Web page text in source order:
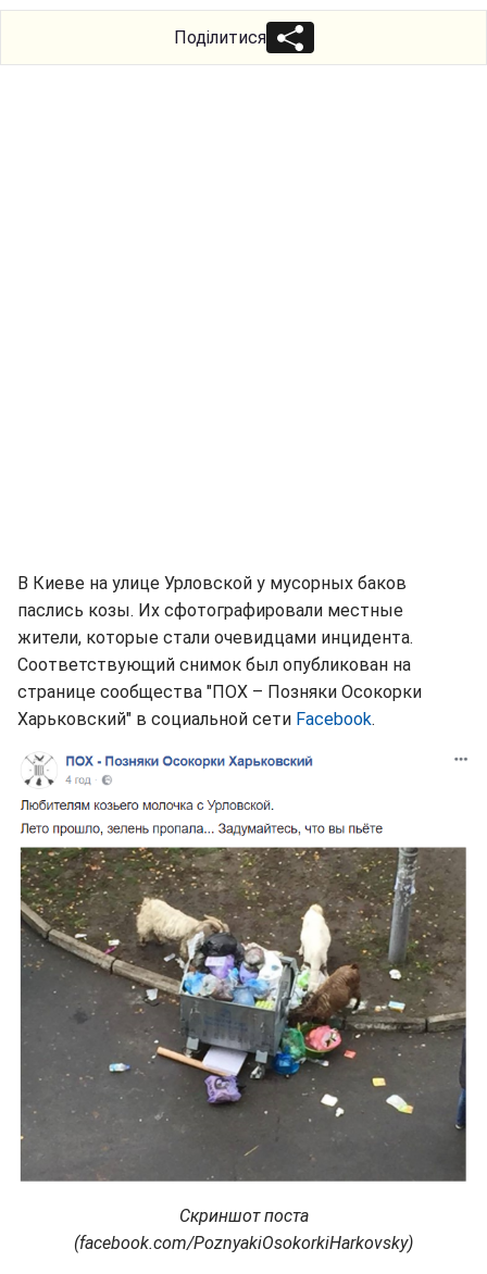
Поділитися
В Киеве на улице Урловской у мусорных баков
паслись козы. Их сфотографировали местные
жители, которые стали очевидцами инцидента.
Соответствующий снимок был опубликован на
странице сообщества "ПОХ – Позняки Осокорки
Харьковский" в социальной сети Facebook.
Скриншот поста
(facebook.com/PoznyakiOsokorkiHarkovsky)